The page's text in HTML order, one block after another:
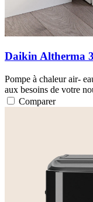
Daikin Altherma
Pompe à chaleur air-
aux besoins de votre
Comparer